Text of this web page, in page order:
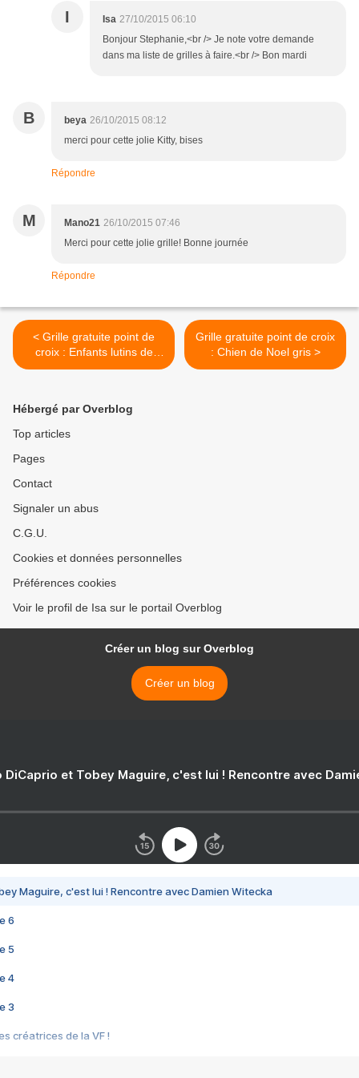
I Isa 27/10/2015 06:10
Bonjour Stephanie,<br /> Je note votre demande
dans ma liste de grilles à faire.<br /> Bon mardi
B beya 26/10/2015 08:12
merci pour cette jolie Kitty, bises
Répondre
M Mano21 26/10/2015 07:46
Merci pour cette jolie grille! Bonne journée
Répondre
< Grille gratuite point de
croix : Enfants lutins de
Noel
Grille gratuite point de croix
: Chien de Noel gris >
Hébergé par Overblog
Top articles
Pages
Contact
Signaler un abus
C.G.U.
Cookies et données personnelles
Préférences cookies
Voir le profil de Isa sur le portail Overblog
Créer un blog sur Overblog
Créer un blog
DiCaprio et Tobey Maguire, c'est lui ! Rencontre avec
Maguire, c'est lui ! Rencontre avec Damien Witecka
6
5
4
3
créatrices de la VF !